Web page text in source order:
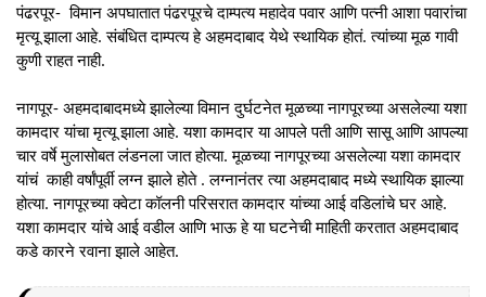
पंढरपूर- विमान अपघातात पंढरपूरचे दाम्पत्य महादेव पवार आणि पत्नी आशा पवारांचा
मृत्यू झाला आहे. संबंधित दाम्पत्य हे अहमदाबाद येथे स्थायिक होतं. त्यांच्या मूळ गावी
कुणी राहत नाही.
नागपूर- अहमदाबादमध्ये झालेल्या विमान दुर्घटनेत मूळच्या नागपूरच्या असलेल्या यशा
कामदार यांचा मृत्यू झाला आहे. यशा कामदार या आपले पती आणि सासू आणि आपल्या
चार वर्षे मुलासोबत लंडनला जात होत्या. मूळच्या नागपूरच्या असलेल्या यशा कामदार
यांचं काही वर्षांपूर्वी लग्न झाले होते . लग्नानंतर त्या अहमदाबाद मध्ये स्थायिक झाल्या
होत्या. नागपूरच्या क्वेटा कॉलनी परिसरात कामदार यांच्या आई वडिलांचे घर आहे.
यशा कामदार यांचे आई वडील आणि भाऊ हे या घटनेची माहिती करतात अहमदाबाद
कडे कारने रवाना झाले आहेत.